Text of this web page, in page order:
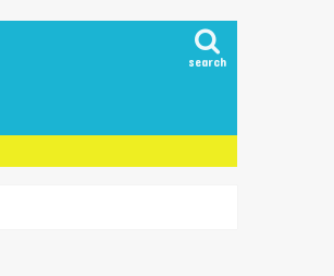
search